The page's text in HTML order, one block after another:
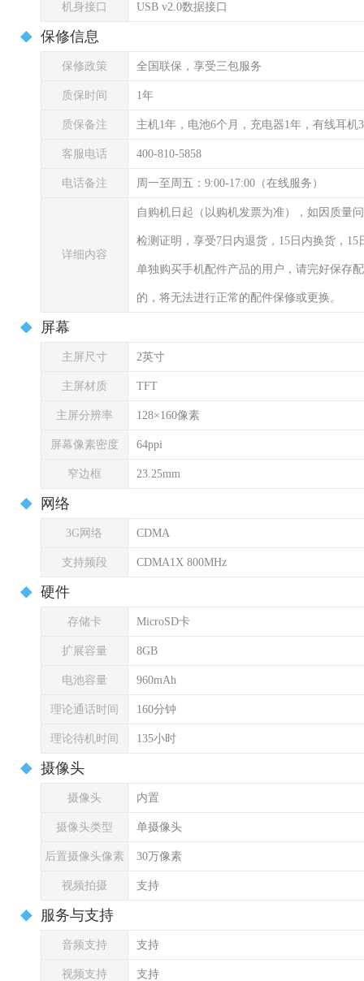
机身接口 USB v2.0数据接口
保修信息
保修政策 全国联保，享受三包服务
质保时间 1年
质保备注 主机1年，电池6个月，充电器1年，有线耳机
客服电话 400-810-5858
电话备注 周一至周五：9:00-17:00（在线服务）
详细内容
自购机日起（以购机发票为准），如因质量
检测证明，享受7日内退货，15日内换货，
单独购买手机配件产品的用户，请完好保存
的，将无法进行正常的配件保修或更换。
屏幕
主屏尺寸 2英寸
主屏材质 TFT
主屏分辨率 128×160像素
屏幕像素密度 64ppi
窄边框 23.25mm
网络
3G网络 CDMA
支持频段 CDMA1X 800MHz
硬件
存储卡 MicroSD卡
扩展容量 8GB
电池容量 960mAh
理论通话时间 160分钟
理论待机时间 135小时
摄像头
摄像头 内置
摄像头类型 单摄像头
后置摄像头像素 30万像素
视频拍摄 支持
服务与支持
音频支持 支持
视频支持 支持